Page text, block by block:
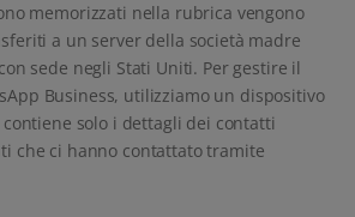
memorizzati nella rubrica vengono
a un server della società madre
sede negli Stati Uniti. Per gestire il
Business, utilizziamo un dispositivo
solo i dettagli dei contatti
che ci hanno contattato tramite